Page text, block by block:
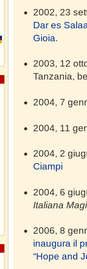
2002, 23
Dar es
Gioia.
2003, 12
Tanzania,
2004, 7
2004, 11
2004, 2
Ciampi
2004, 6
Italiana
2006, 8
inaugura il
“Hope and